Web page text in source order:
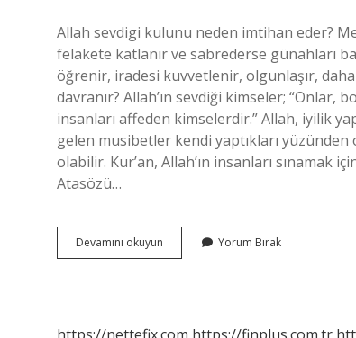
Allah sevdigi kulunu neden imtihan eder?
felakete katlanır ve sabrederse günahları
öğrenir, iradesi kuvvetlenir, olgunlaşır,
davranır? Allah’ın sevdiği kimseler;
insanları affeden kimselerdir.” Allah, iyilik
gelen musibetler kendi yaptıkları yüzünden
olabilir. Kur’an, Allah’ın insanları
Atasözü…
Devamını okuyun
Sevdiği
Yorum Bırak